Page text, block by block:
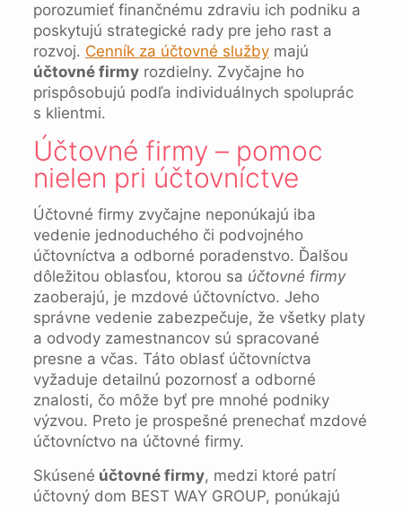
porozumieť finančnému zdraviu ich podniku a
poskytujú strategické rady pre jeho rast a
rozvoj. Cenník za účtovné službymajú
účtovné firmyrozdielny. Zvyčajne ho
prispôsobujú podľa individuálnych spoluprác
s klientmi.
Účtovné firmy – pomoc
nielen pri účtovníctve
Účtovné firmy zvyčajne neponúkajú iba
vedenie jednoduchého či podvojného
účtovníctva a odborné poradenstvo. Ďalšou
dôležitou oblasťou, ktorou sa účtovné firmy
zaoberajú, je mzdové účtovníctvo. Jeho
správne vedenie zabezpečuje, že všetky platy
a odvody zamestnancov sú spracované
presne a včas. Táto oblasť účtovníctva
vyžaduje detailnú pozornosť a odborné
znalosti, čo môže byť pre mnohé podniky
výzvou. Preto je prospešné prenechať mzdové
účtovníctvo na účtovné firmy.
Skúsené účtovné firmy, medzi ktoré patrí
účtovný dom BEST WAY GROUP, ponúkajú